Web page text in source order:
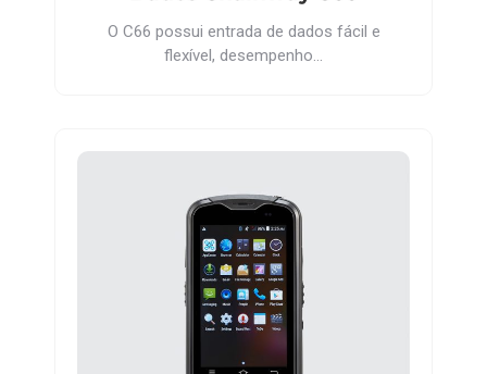
O C66 possui entrada de dados fácil e
flexível, desempenho…